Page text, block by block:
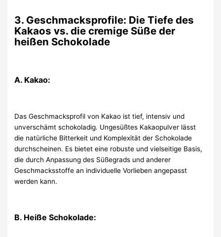
3. Geschmacksprofile: Die Tiefe des
Kakaos vs. die cremige Süße der
heißen Schokolade
A. Kakao:
Das Geschmacksprofil von Kakao ist tief, intensiv und
unverschämt schokoladig. Ungesüßtes Kakaopulver lässt
die natürliche Bitterkeit und Komplexität der Schokolade
durchscheinen. Es bietet eine robuste und vielseitige Basis,
die durch Anpassung des Süßegrads und anderer
Geschmacksstoffe an individuelle Vorlieben angepasst
werden kann.
B. Heiße Schokolade: